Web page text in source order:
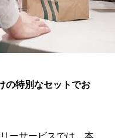
の特別なセットでお